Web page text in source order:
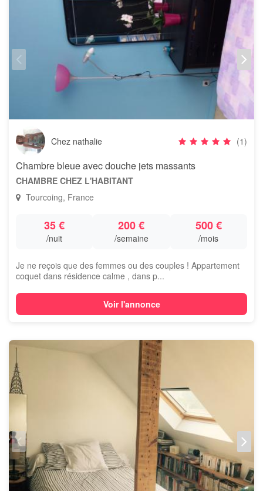
Chez nathalie (1)
Chambre bleue avec douche jets massants
CHAMBRE CHEZ L'HABITANT
Tourcoing, France
35 €
/nuit
200 €
/semaine
500 €
/mois
Je ne reçois que des femmes ou des couples ! Appartement
coquet dans résidence calme , dans p...
Voir l'annonce